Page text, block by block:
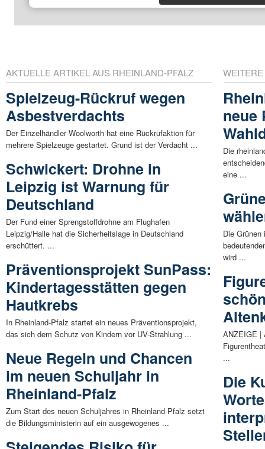
AKTUELLE ARTIKEL AUS RHEINLAND-PFALZ
Spielzeug-Rückruf wegen
Asbestverdachts
Der Einzelhändler Woolworth hat eine Rückrufaktion für
mehrere Spielzeuge gestartet. Grund ist der Verdacht ...
Schwickert: Drohne in
Leipzig ist Warnung für
Deutschland
Der Fund einer Sprengstoffdrohne am Flughafen
Leipzig/Halle hat die Sicherheitslage in Deutschland
erschüttert. ...
Präventionsprojekt SunPass:
Kindertagesstätten gegen
Hautkrebs
In Rheinland-Pfalz startet ein neues Präventionsprojekt,
das sich dem Schutz von Kindern vor UV-Strahlung ...
Neue Regeln und Chancen
im neuen Schuljahr in
Rheinland-Pfalz
Zum Start des neuen Schuljahres in Rheinland-Pfalz setzt
die Bildungsministerin auf ein ausgewogenes ...
neue
Die
eine ...
Die
wird ...
ANZEIGE |
...
Die